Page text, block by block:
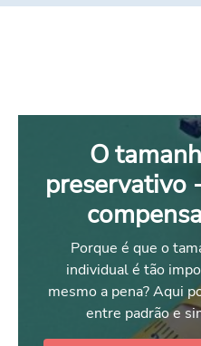
O
preservativo
Porque é que o
individual é tão
mesmo a pena? Aqui
entre padrão e